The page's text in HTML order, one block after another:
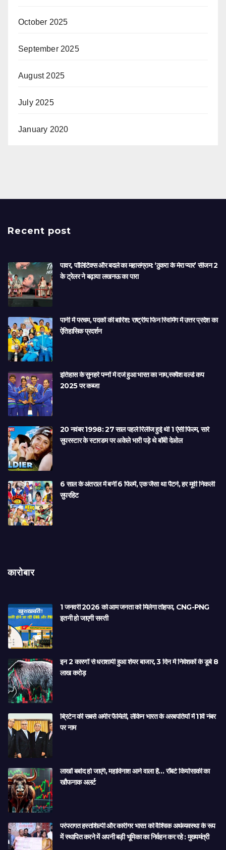
October 2025
September 2025
August 2025
July 2025
January 2020
Recent post
पावर, पॉलिटिक्स और बदले का महासंग्राम: ‘ठुकरा के मेरा प्यार’ सीजन 2
के ट्रेलर ने बढ़ाया लखनऊ का पारा
पानी में परचम, पदकों की बारिश: राष्ट्रीय फिन स्विमिंग में उत्तर प्रदेश का
ऐतिहासिक प्रदर्शन
इतिहास के सुनहरे पन्नों में दर्ज हुआ भारत का नाम,स्क्वैश वर्ल्ड कप
2025 पर कब्जा
20 नवंबर 1998: 27 साल पहले रिलीज हुई थी 1 ऐसी फिल्म, सारे
सुपरस्टार के स्टारडम पर अकेले भारी पड़े थे बॉबी देओल
6 साल के अंतराल में बनीं 6 फिल्में, एक जैसा था पैटर्न, हर मूवी निकली
सुपरहिट
कारोबार
1 जनवरी 2026 को आम जनता को मिलेगा तोहफा, CNG-PNG
इतनी हो जाएगी सस्ती
इन 2 कारणों से धराशायी हुआ शेयर बाजार, 3 दिन में निवेशकों के डूबे 8
लाख करोड़
ब्रिटेन की सबसे अमीर फैमिली, लेकिन भारत के अरबपतियों में 11वें नंबर
पर नाम
लाखों बर्बाद हो जाएंगे, महाविनाश आने वाला है… रॉबर्ट कियोसाकी का
खौफनाक अलर्ट
परंपरागत हस्तशिल्पी और कारीगर भारत को वैश्विक अर्थव्यवस्था के रूप
में स्थापित करने में अपनी बड़ी भूमिका का निर्वहन कर रहे : मुख्यमंत्री